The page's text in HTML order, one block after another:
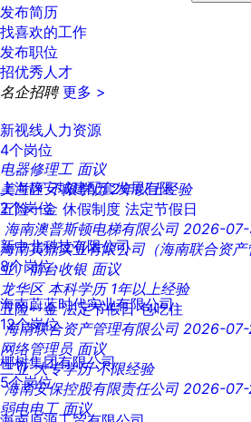
发布简历
找喜欢的工作
发布职位
招优秀人才
名企招聘 更多 >
新视线人力资源
4个岗位
上海静安城建配套发展有限
2个岗位
新中北科技有限公司
8个岗位
海南蔚蓝时代实业有限公司
12个岗位
椰树集团有限公司
5个岗位
电器修理工 面议
美兰区不限学历 2年以上经验
五险一金 休假制度 法定节假日
海南澳普斯顿电梯有限公司 2026-
海南寅鼎实业有限公司（海南联合资
业）前台收银 面议
龙华区 本科学历 1年以上经验
五险一金 法定节假日 包吃住
海南联合资产管理有限公司 2026-07-
网络管理员 面议
三亚大专学历 不限经验
海南安保控股有限责任公司 2026-
弱电电工 面议